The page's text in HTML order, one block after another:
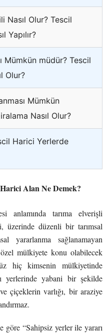
Nasıl Olur? Tescil
Yapılır?
Mümkün müdür? Tescil
Olur?
Mümkün
Nasıl Olur?
Harici Yerlerde
Alan Ne Demek?
anlamında tarıma elverişli
üzerinde düzenli bir tarımsal
yararlanma sağlanamayan
mülkiyete konu olabilecek
hiç kimsenin mülkiyetinde
yerlerinde yabani bir şekilde
çiçeklerin varlığı, bir araziye
göre “Sahipsiz yerler ile yararı